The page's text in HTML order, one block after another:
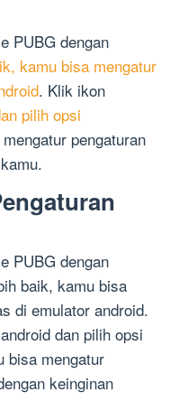
PUBG dengan
kamu bisa mengatur
. Klik ikon
pilih opsi
pengaturan
PUBG dengan
baik, kamu bisa
di emulator android.
dan pilih opsi
bisa mengatur
keinginan